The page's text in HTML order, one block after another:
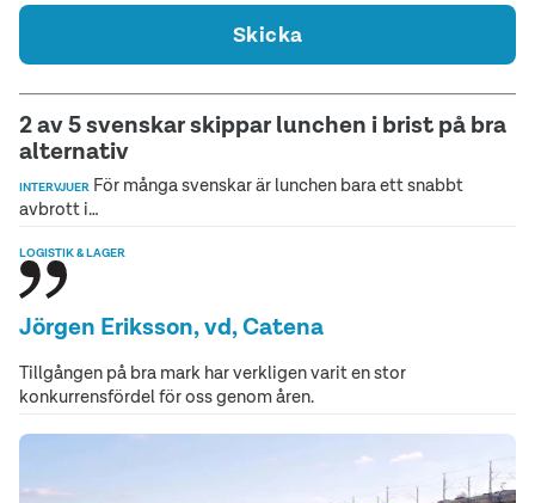
Skicka
2 av 5 svenskar skippar lunchen i brist på bra
alternativ
INTERVJUER För många svenskar är lunchen bara ett snabbt
avbrott i…
LOGISTIK & LAGER
Jörgen Eriksson, vd, Catena
Tillgången på bra mark har verkligen varit en stor
konkurrensfördel för oss genom åren.